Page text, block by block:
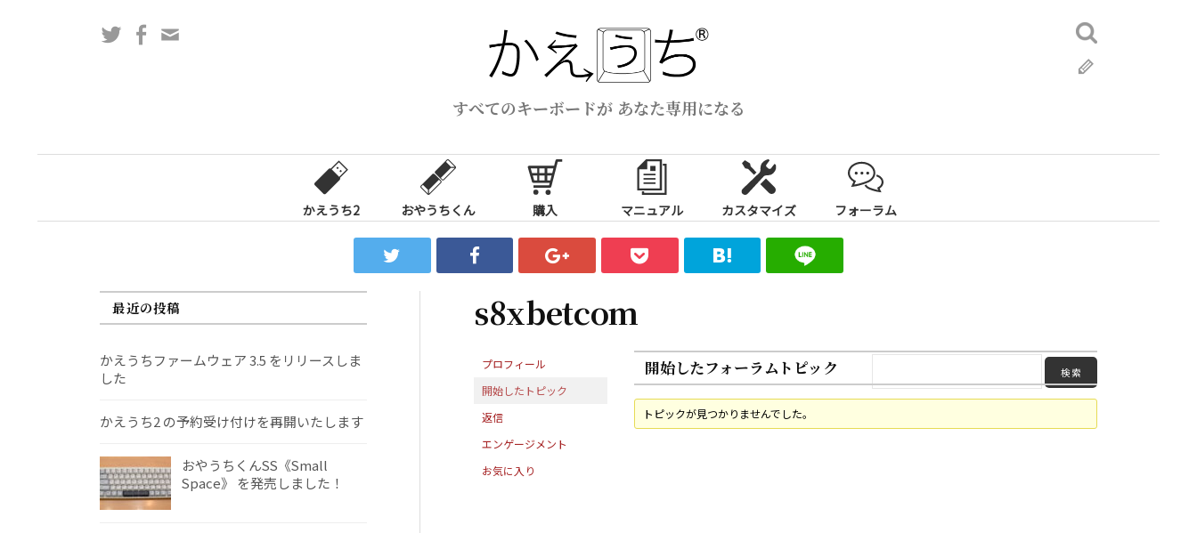
ス
すべてのキーボードが あなた専用になる
TwitterFacebook
検
索:
かえうち2 おやうちくん 購入 マニュアル カスタマイズ フォーラム
s8xbetcom
プロフィール
開始したトピック
返信
エンゲージメント
お気に入り
開始したフォーラムトピック
トピックが見つかりませんでした。
最近の投稿
かえうちファームウェア 3.5 をリリースしま
した
かえうち2 の予約受け付けを再開いたします
おやうちくんSS《Small
Space》 を発売しました！